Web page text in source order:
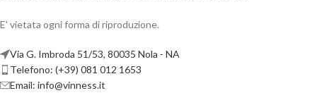
E' vietata ogni forma di riproduzione.
Via G. Imbroda 51/53, 80035 Nola - NA
Telefono: (+39) 081 012 1653
Email: info@vinness.it